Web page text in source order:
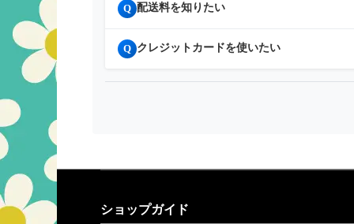
Q 配送料を知りたい
Q クレジットカードを使いたい
ショップガイド